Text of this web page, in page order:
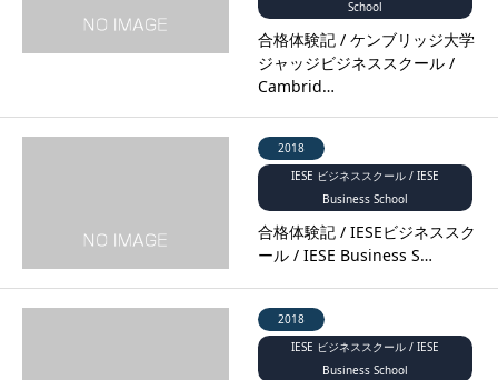
School
合格体験記 / ケンブリッジ大学
ジャッジビジネススクール /
Cambrid…
2018
IESE ビジネススクール / IESE
Business School
合格体験記 / IESEビジネススク
ール / IESE Business S…
2018
IESE ビジネススクール / IESE
Business School